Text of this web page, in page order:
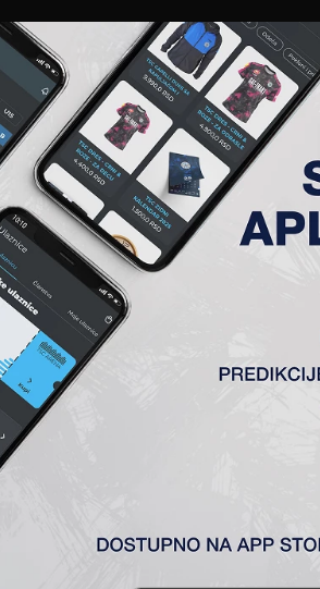
ČLANSTVO AKREDITACIJE KLUB
UGOVOR SA